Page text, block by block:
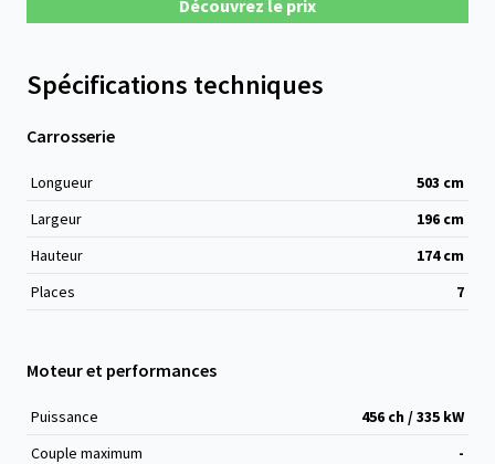
Découvrez le prix
Spécifications techniques
Carrosserie
Longueur 503 cm
Largeur
196 cm
Hauteur
174cm
Places
7
Moteur et performances
Puissance
456 ch / 335 kW
Couple maximum
-